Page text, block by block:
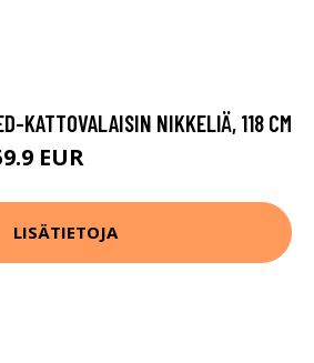
KATTOVALAISIN NIKKELIÄ, 118 CM
EUR
LISÄTIETOJA